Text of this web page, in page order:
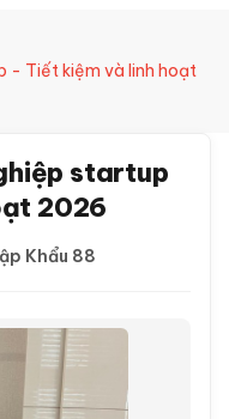
- Tiết kiệm và linh hoạt
startup
2026
Khẩu 88